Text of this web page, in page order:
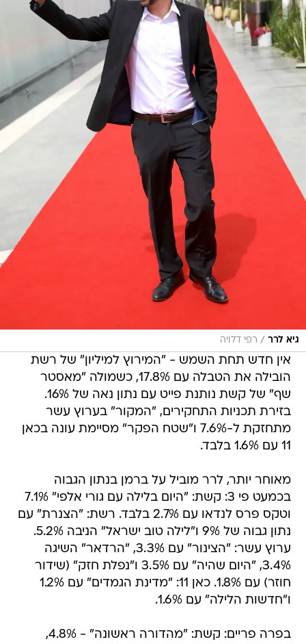
גיא לרר / רפי דלויה
אין חדש תחת השמש - "המירוץ למיליון" של רשת
הובילה את הטבלה עם 17.8%, כשמולה "מאסטר
שף" של קשת נותנת פייט עם נתון נאה של 16%.
בזירת תכניות התחקירים, "המקור" בערוץ עשר
מתחזקת ל-7.6% ו"שטח הפקר" מסיימת עונה בכאן
11 עם 1.6% בלבד.
מאוחר יותר, לרר מוביל על ברמן בנתון הגבוה
בכמעט פי 3: קשת: "היום בלילה עם גורי אלפי" 7.1%
וטקס פרס לנדאו עם 2.7% בלבד. רשת: "הצנרת" עם
נתון גבוה של 9% ו"לילה טוב ישראל" הניבה 5.2%.
ערוץ עשר: "הצינור" עם 3.3%, "הרדאר" השיגה
3.4%, "היום שהיה" עם 3.5% ו"נפלת חזק" (שידור
חוזר) עם 1.8%. כאן 11: "מדינת הגמדים" עם 1.2%
ו"חדשות הלילה" עם 1.6%.
בפרה פריים: קשת: "מהדורה ראשונה" - 4.8%,